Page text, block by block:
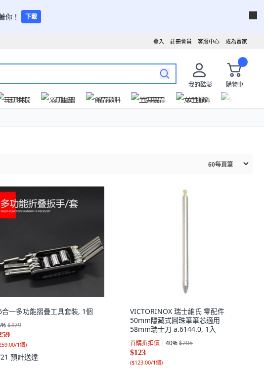
你！ 下載
成為賣家
客服中心
註冊會員
登入
我的酷澎
購物車
玩具休閒 文具圖書 食品飲料 生活用品 女性服飾
60每頁筆
合一多功能摺疊工具套裝, 1個
%$479
1個)
預計送達
VICTORINOX 瑞士維氏 零配件
50mm隱藏式圓珠筆筆芯適用
58mm瑞士刀 a.6144.0, 1入
首購折扣價 40%$205
$123
($123.00/1個)